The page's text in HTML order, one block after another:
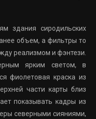
здания сиродильских
объем, а фильтры то
реализмом и фэнтези.
ярким светом, в
фиолетовая краска из
части карты близ
показывать кадры из
северными сияниями,